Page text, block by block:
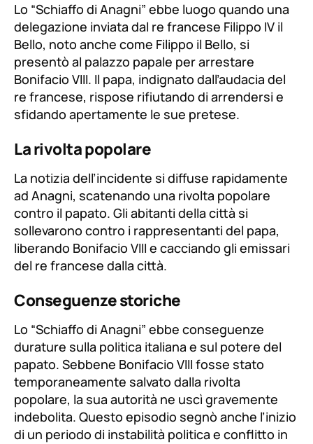
Lo “Schiaffo di Anagni” ebbe luogo quando una
delegazione inviata dal re francese Filippo IV il
Bello, noto anche come Filippo il Bello, si
presentò al palazzo papale per arrestare
Bonifacio VIII. Il papa, indignato dall’audacia del
re francese, rispose rifiutando di arrendersi e
sfidando apertamente le sue pretese.
La rivolta popolare
La notizia dell’incidente si diffuse rapidamente
ad Anagni, scatenando una rivolta popolare
contro il papato. Gli abitanti della città si
sollevarono contro i rappresentanti del papa,
liberando Bonifacio VIII e cacciando gli emissari
del re francese dalla città.
Conseguenze storiche
Lo “Schiaffo di Anagni” ebbe conseguenze
durature sulla politica italiana e sul potere del
papato. Sebbene Bonifacio VIII fosse stato
temporaneamente salvato dalla rivolta
popolare, la sua autorità ne uscì gravemente
indebolita. Questo episodio segnò anche l’inizio
di un periodo di instabilità politica e conflitto in